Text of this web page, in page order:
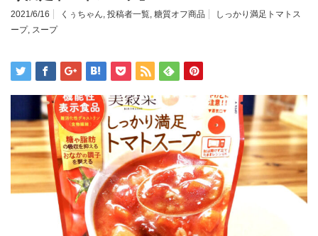
2021/6/16 くぅちゃん, 投稿者一覧, 糖質オフ商品
しっかり満足トマトス
ープ, スープ